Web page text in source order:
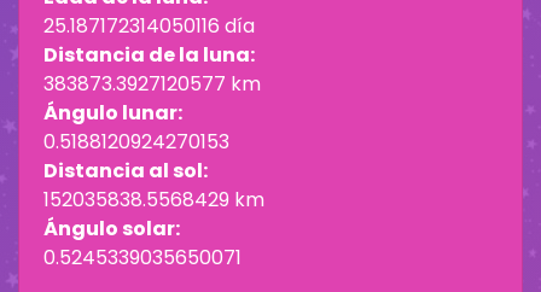
25.187172314050116 día
Distancia de la luna:
383873.3927120577 km
Ángulo lunar:
0.5188120924270153
Distancia al sol:
152035838.5568429 km
Ángulo solar:
0.5245339035650071